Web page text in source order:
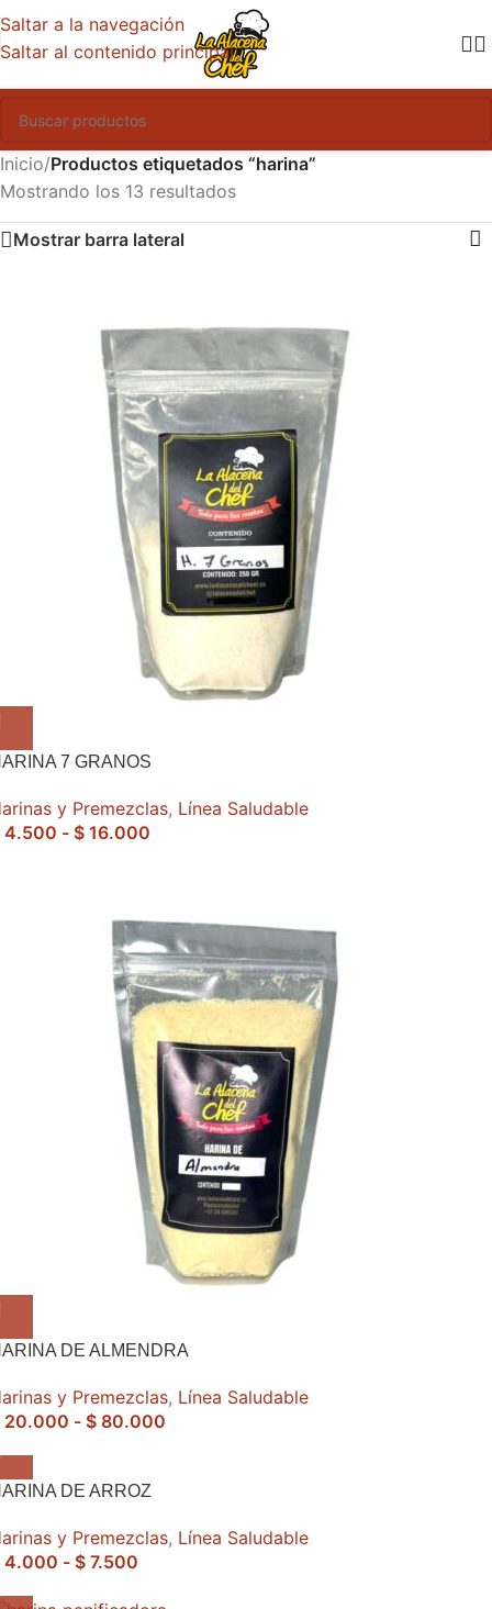
Saltar a la navegación
Saltar al contenido principal
Inicio/Productos etiquetados “harina”
Mostrando los 13 resultados
Mostrar barra lateral
7 GRANOS
y Premezclas, Línea Saludable
4.500 - $ 16.000
DE ALMENDRA
y Premezclas, Línea Saludable
20.000 - $ 80.000
DE ARROZ
y Premezclas, Línea Saludable
4.000 - $ 7.500